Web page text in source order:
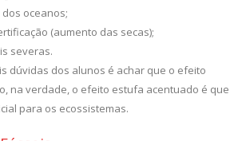
oceanos;
(aumento das secas);
severas.
dúvidas dos alunos é achar que o efeito
na verdade, o efeito estufa acentuado é que
para os ecossistemas.